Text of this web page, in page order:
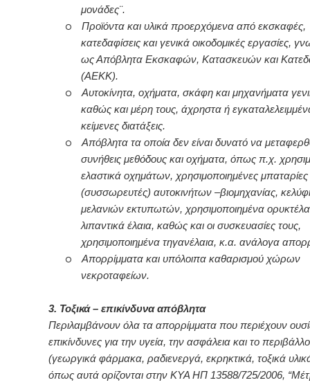
μονάδες¨.
o
Προϊόντα και υλικά προερχόμενα από εκσκαφές,
κατεδαφίσεις και γενικά οικοδομικές εργασίες,
ως Απόβλητα Εκσκαφών, Κατασκευών και
(ΑΕΚΚ).
o
Αυτοκίνητα, οχήματα, σκάφη και μηχανήματα
καθώς και μέρη τους, άχρηστα ή
κείμενες διατάξεις.
o
Απόβλητα τα οποία δεν είναι δυνατό να
συνήθεις μεθόδους και οχήματα, όπως π.χ.
ελαστικά οχημάτων, χρησιμοποιημένες μπαταρίες
(συσσωρευτές) αυτοκινήτων –βιομηχανίας,
μελανιών εκτυπωτών, χρησιμοποιημένα
λιπαντικά έλαια, καθώς και οι συσκευασίες τους,
χρησιμοποιημένα τηγανέλαια, κ.α. ανάλογα
o
Απορρίμματα και υπόλοιπα καθαρισμού χώρων
νεκροταφείων.
3. Τοξικά – επικίνδυνα απόβλητα
Περιλαμβάνουν όλα τα απορρίμματα που περιέχουν
επικίνδυνες για την υγεία, την ασφάλεια και το
(γεωργικά φάρμακα, ραδιενεργά, εκρηκτικά, τοξικά
όπως αυτά ορίζονται στην ΚΥΑ ΗΠ 13588/725/2006,